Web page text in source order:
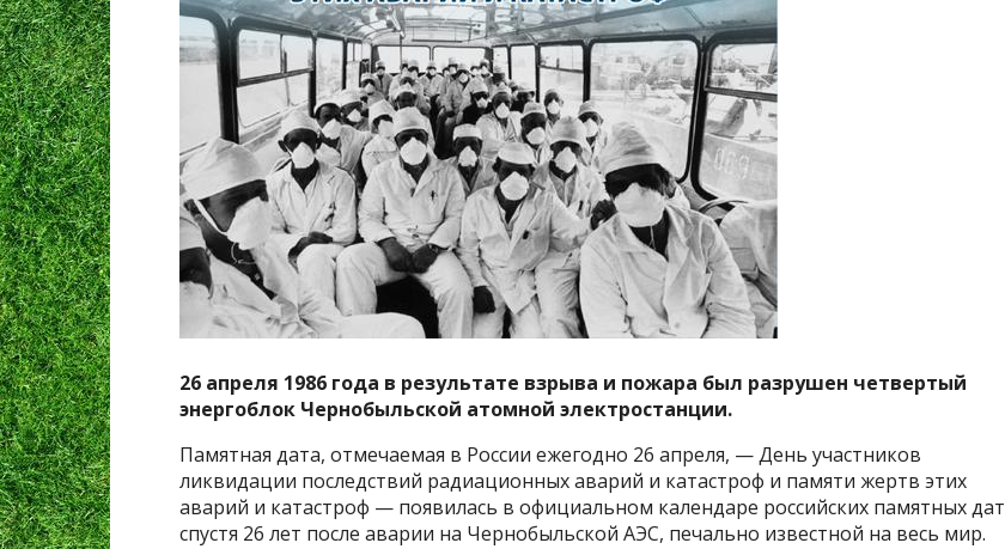
26 апреля 1986 года в результате взрыва и пожара был разрушен четвертый
энергоблок Чернобыльской атомной электростанции.
Памятная дата, отмечаемая в России ежегодно 26 апреля, — День участников
ликвидации последствий радиационных аварий и катастроф и памяти жертв этих
аварий и катастроф — появилась в официальном календаре российских памятных дат
спустя 26 лет после аварии на Чернобыльской АЭС, печально известной на весь мир.